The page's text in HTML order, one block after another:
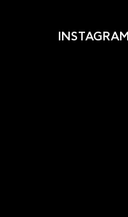
INSTAGRAM